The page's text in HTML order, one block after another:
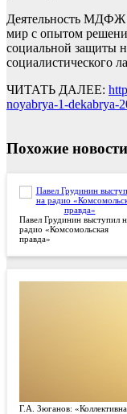
Деятельность МДФЖ
мир с опытом
социальной защиты
социалистического
ЧИТАТЬ ДАЛЕЕ:
noyabrya-1-dekabrya-
Похожие новости
Павел Грудинин выступил
радио «Комсомольская
правда»
Г.А. Зюганов: